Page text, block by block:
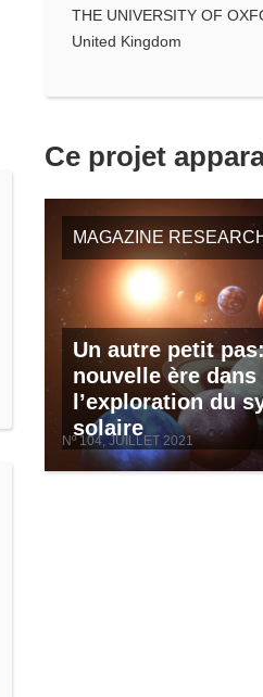
THE UNIVERSITY OF
United Kingdom
Ce projet
MAGAZINE
Un autre petit
nouvelle ère dans
l’exploration du
solaire
Nº 104, JUILLET 2021